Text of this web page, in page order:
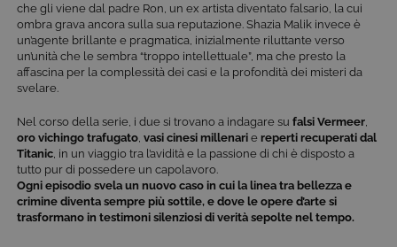
che gli viene dal padre Ron, un ex artista diventato falsario, la cui
ombra grava ancora sulla sua reputazione. Shazia Malik invece è
un’agente brillante e pragmatica, inizialmente riluttante verso
un’unità che le sembra “troppo intellettuale”, ma che presto la
affascina per la complessità dei casi e la profondità dei misteri da
svelare.
Nel corso della serie, i due si trovano a indagare su falsi Vermeer
oro vichingo trafugato vasi cinesi millenari e reperti recuperati dal
Titanic , in un viaggio tra l’avidità e la passione di chi è disposto a
tutto pur di possedere un capolavoro.
Ogni episodio svela un nuovo caso in cui la linea tra bellezza e
crimine diventa sempre più sottile, e dove le opere d’arte si
trasformano in testimoni silenziosi di verità sepolte nel tempo.